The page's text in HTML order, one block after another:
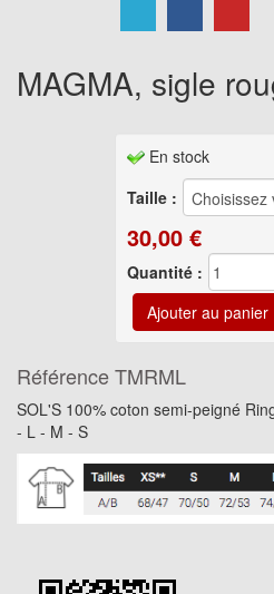
MAGMA, sigle
En stock
Taille :
30,00 €
Quantité :
RéférenceTMRML
SOL'S 100% coton semi-peigné
- L - M - S